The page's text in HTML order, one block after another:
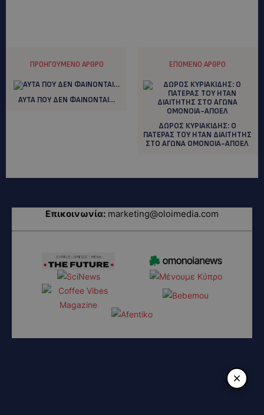
ΠΡΟΗΓΟΎΜΕΝΟ ΆΡΘΡΟ
ΑΥΤΑ ΠΟΥ ΔΕΝ ΦΑΙΝΟΝΤΑΙ…
ΕΠΌΜΕΝΟ ΆΡΘΡΟ
ΔΩΡΟΣ ΚΥΡΙΑΚΙΔΗΣ: Ο
ΠΑΤΕΡΑΣ ΤΟΥ ΗΤΑΝ ΔΙΑΙΤΗΤΗΣ
ΣΤΟ ΑΓΩΝΑ ΟΜΟΝΟΙΑ-ΑΠΟΕΛ
Επικοινωνία: marketing@oloimedia.com